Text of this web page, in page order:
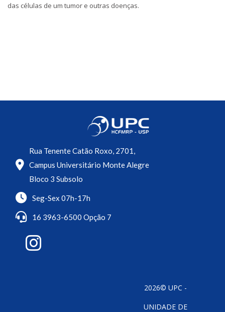
das células de um tumor e outras doenças.
Rua Tenente Catão Roxo, 2701,
Campus Universitário Monte Alegre
Bloco 3 Subsolo
Seg-Sex 07h-17h
16 3963-6500 Opção 7
2026© UPC -
UNIDADE DE